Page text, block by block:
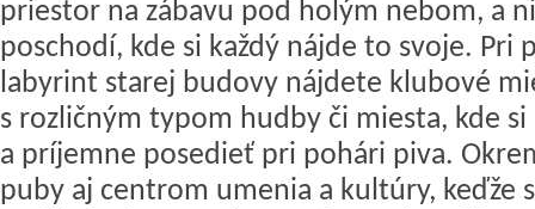
priestor na zábavu pod holým nebom, a
poschodí, kde si každý nájde to svoje. Pri
labyrint starej budovy nájdete klubové
s rozličným typom hudby či miesta, kde
a príjemne posedieť pri pohári piva.
puby aj centrom umenia a kultúry, keďže